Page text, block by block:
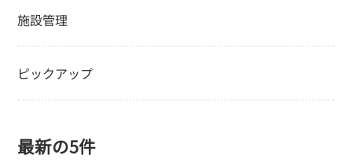
施設管理
ピックアップ
最新の5件